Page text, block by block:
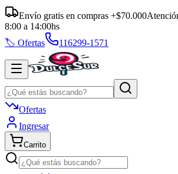
Envío gratis en compras +$70.000
8:00 a 14:00hs
🏷️ Ofertas
116299-1571
Ofertas
Ingresar
Carrito